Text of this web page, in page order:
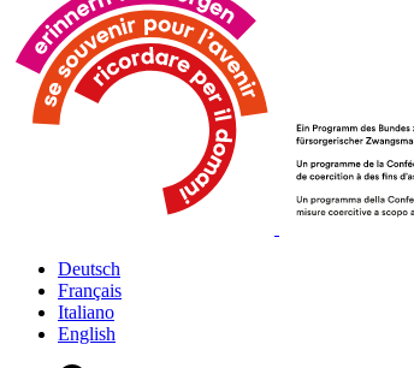
Deutsch
Français
Italiano
English